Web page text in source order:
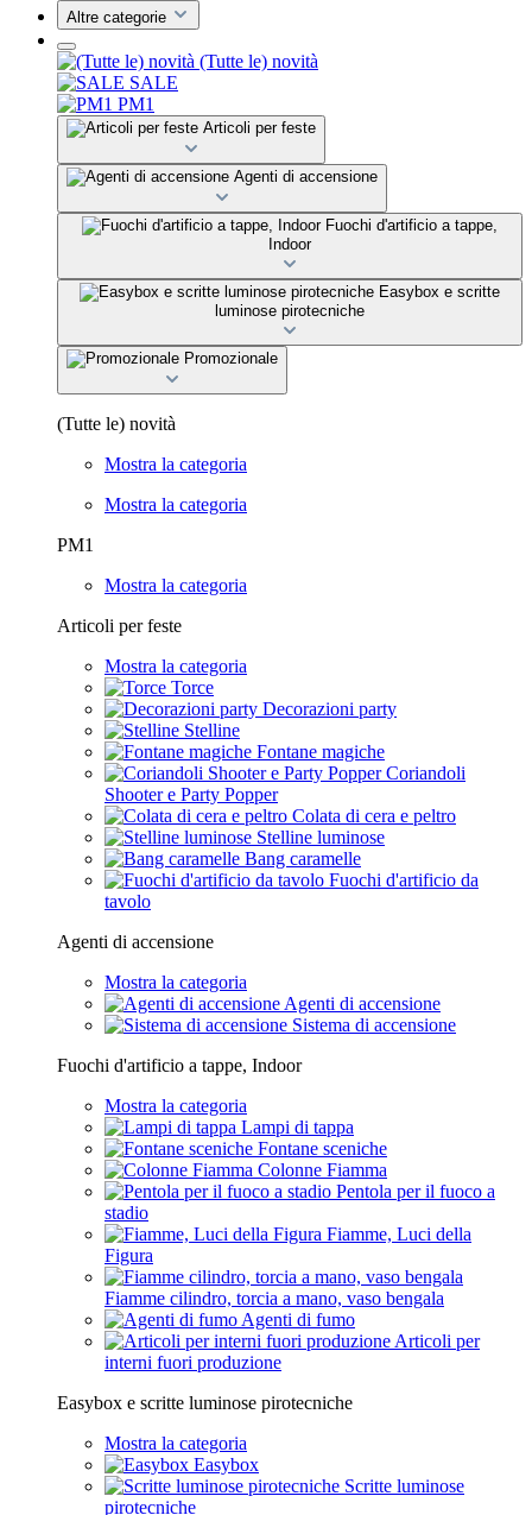
Altre categorie
(Tutte le) novità
SALE
PM1
Articoli per feste
Agenti di accensione
Fuochi d'artificio a tappe,
Indoor
Easybox e scritte
luminose pirotecniche
Promozionale
(Tutte le) novità
Mostra la categoria
Mostra la categoria
PM1
Mostra la categoria
Articoli per feste
Mostra la categoria
Torce
Decorazioni party
Stelline
Fontane magiche
Coriandoli
Shooter e Party Popper
Colata di cera e peltro
Stelline luminose
Bang caramelle
Fuochi d'artificio da
tavolo
Agenti di accensione
Mostra la categoria
Agenti di accensione
Sistema di accensione
Fuochi d'artificio a tappe, Indoor
Mostra la categoria
Lampi di tappa
Fontane sceniche
Colonne Fiamma
Pentola per il fuoco a
stadio
Fiamme, Luci della
Figura
Fiamme cilindro, torcia a mano, vaso bengala
Agenti di fumo
Articoli per
interni fuori produzione
Easybox e scritte luminose pirotecniche
Mostra la categoria
Easybox
Scritte luminose
pirotecniche